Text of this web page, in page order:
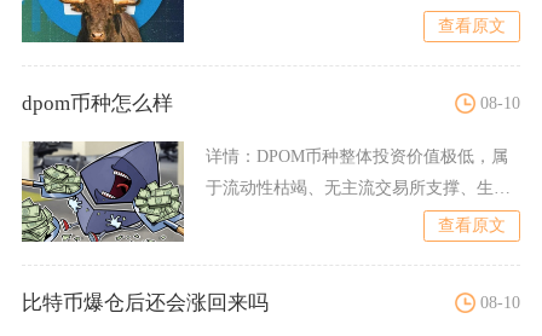
查看原文
dpom币种怎么样 08-10
详情： DPOM币种整体投资价值极低，属
于流动性枯竭、无主流交易所支撑、生态
查看原文
比特币爆仓后还会涨回来吗 08-10